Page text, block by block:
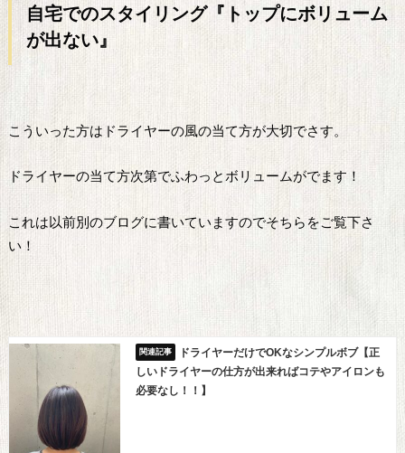
自宅でのスタイリング『 トップにボリューム
が出ない』
こういった方はドライヤーの風の当て方が大切でさす。
ドライヤーの当て方次第でふわっとボリュームがでます！
これは以前別のブログに書いていますのでそちらをご覧下さ
い！
ドライヤーだけでOKなシンプルボブ【正
しいドライヤーの仕方が出来ればコテやアイロンも
必要なし！！】